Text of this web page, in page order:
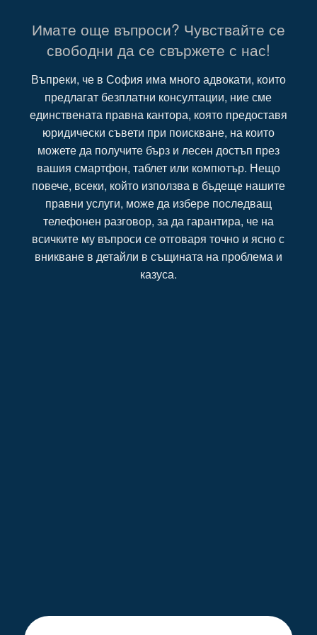
Имате още въпроси? Чувствайте се
свободни да се свържете с нас!
Въпреки, че в София има много адвокати, които
предлагат безплатни консултации, ние сме
единствената правна кантора, която предоставя
юридически съвети при поискване, на които
можете да получите бърз и лесен достъп през
вашия смартфон, таблет или компютър. Нещо
повече, всеки, който използва в бъдеще нашите
правни услуги, може да избере последващ
телефонен разговор, за да гарантира, че на
всичките му въпроси се отговаря точно и ясно с
вникване в детайли в същината на проблема и
казуса.